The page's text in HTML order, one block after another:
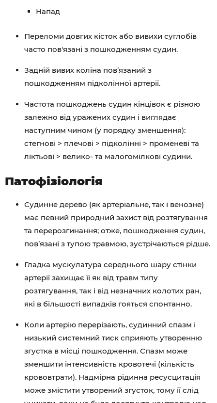
Напад
Переломи довгих кісток або вивихи суглобів
часто пов'язані з пошкодженням судин.
Задній вивих коліна пов’язаний з
пошкодженням підколінної артерії.
Частота пошкоджень судин кінцівок є різною
залежно від уражених судин і виглядає
наступним чином (у порядку зменшення):
стегнові > плечові > підколінні > променеві та
ліктьові > велико- та малогомілкові судини.
Патофізіологія
Судинне дерево (як артеріальне, так і венозне)
має певний природний захист від розтягування
та перерозгинання; отже, пошкодження судин,
пов’язані з тупою травмою, зустрічаються рідше.
Гладка мускулатура середнього шару стінки
артерії захищає її як від травм типу
розтягування, так і від незначних колотих ран,
які в більшості випадків гояться спонтанно.
Коли артерію перерізають, судинний спазм і
низький системний тиск сприяють утворенню
згустка в місці пошкодження. Спазм може
зменшити інтенсивність кровотечі (кількість
крововтрати). Надмірна рідинна ресусцитація
може змістити утворений згусток, тому її слід